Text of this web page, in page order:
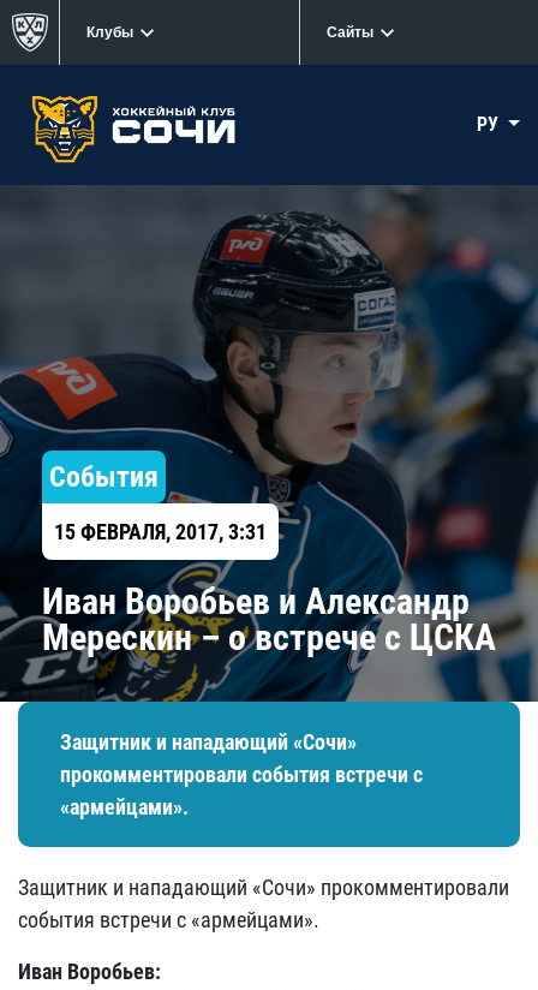
Клубы Сайты
РУ
События
15 ФЕВРАЛЯ, 2017, 3:31
Иван Воробьев и Александр
Мерескин – о встрече с ЦСКА
Защитник и нападающий «Сочи»
прокомментировали события встречи с
«армейцами».
Защитник и нападающий «Сочи» прокомментировали
события встречи с «армейцами».
Иван Воробьев: